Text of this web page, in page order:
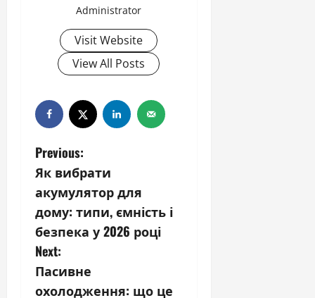
Administrator
Visit Website
View All Posts
P
o
s
t
n
Previous:
Як вибрати
акумулятор для
дому: типи, ємність і
безпека у 2026 році
Next:
Пасивне
охолодження: що це